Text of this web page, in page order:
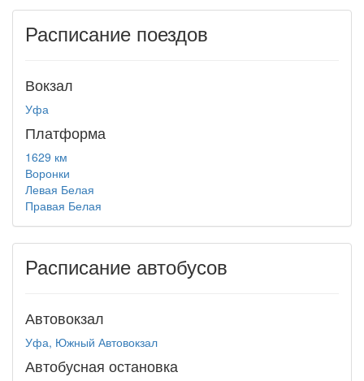
Расписание поездов
Вокзал
Уфа
Платформа
1629 км
Воронки
Левая Белая
Правая Белая
Расписание автобусов
Автовокзал
Уфа, Южный Автовокзал
Автобусная остановка